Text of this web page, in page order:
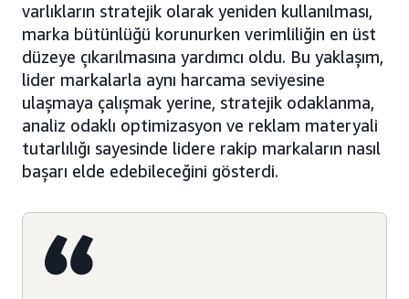
varlıkların stratejik olarak yeniden kullanılması,
marka bütünlüğü korunurken verimliliğin en üst
düzeye çıkarılmasına yardımcı oldu. Bu yaklaşım,
lider markalarla aynı harcama seviyesine
ulaşmaya çalışmak yerine, stratejik odaklanma,
analiz odaklı optimizasyon ve reklam materyali
tutarlılığı sayesinde lidere rakip markaların nasıl
başarı elde edebileceğini gösterdi.